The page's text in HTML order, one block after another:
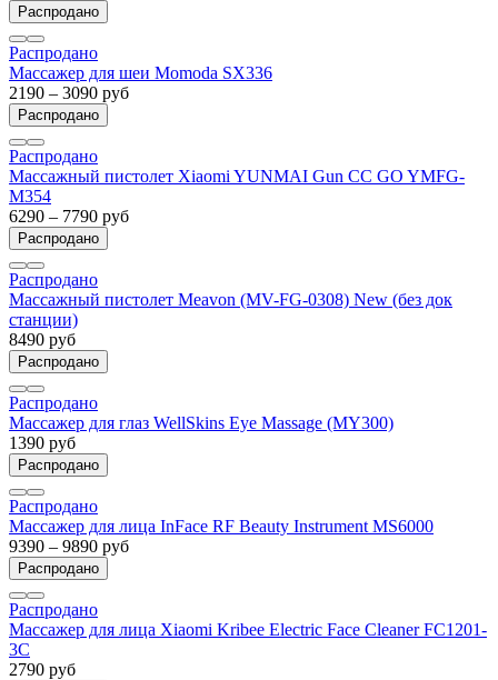
Распродано
Распродано
Массажер для шеи Momoda SX336
2190 – 3090 руб
Распродано
Распродано
Массажный пистолет Xiaomi YUNMAI Gun CC GO YMFG-
M354
6290 – 7790 руб
Распродано
Распродано
Массажный пистолет Meavon (MV-FG-0308) New (без док
станции)
8490 руб
Распродано
Распродано
Массажер для глаз WellSkins Eye Massage (MY300)
1390 руб
Распродано
Распродано
Массажер для лица InFace RF Beauty Instrument MS6000
9390 – 9890 руб
Распродано
Распродано
Массажер для лица Xiaomi Kribee Electric Face Cleaner FC1201-
3C
2790 руб